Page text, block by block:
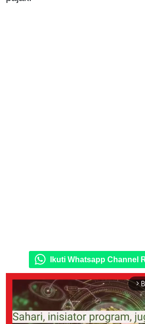
Ikuti Whatsapp Channel
arrow_forward_ios